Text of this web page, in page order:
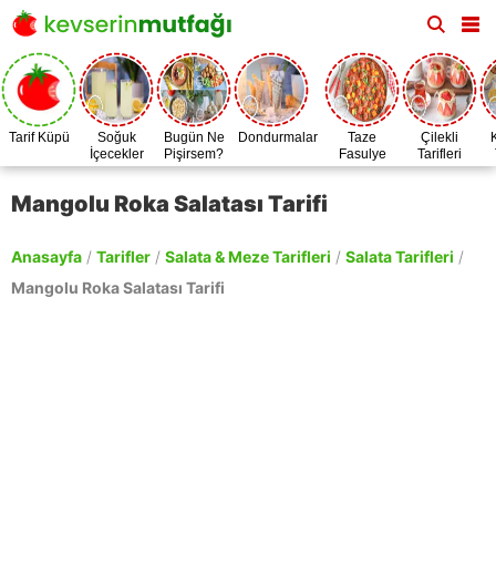
Tarif Küpü
Soğuk
İçecekler
Bugün Ne
Pişirsem?
Dondurmalar
Taze
Fasulye
Zamanı
Çilekli
Tarifleri
Mangolu Roka Salatası Tarifi
Anasayfa / Tarifler / Salata & Meze Tarifleri / Salata Tarifleri /
Mangolu Roka Salatası Tarifi